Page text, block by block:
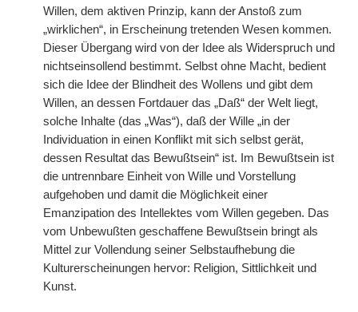
Willen, dem aktiven Prinzip, kann der Anstoß zum
„wirklichen“, in Erscheinung tretenden Wesen kommen.
Dieser Übergang wird von der Idee als Widerspruch und
nichtseinsollend bestimmt. Selbst ohne Macht, bedient
sich die Idee der Blindheit des Wollens und gibt dem
Willen, an dessen Fortdauer das „Daß“ der Welt liegt,
solche Inhalte (das „Was“), daß der Wille „in der
Individuation in einen Konflikt mit sich selbst gerät,
dessen Resultat das Bewußtsein“ ist. Im Bewußtsein ist
die untrennbare Einheit von Wille und Vorstellung
aufgehoben und damit die Möglichkeit einer
Emanzipation des Intellektes vom Willen gegeben. Das
vom Unbewußten geschaffene Bewußtsein bringt als
Mittel zur Vollendung seiner Selbstaufhebung die
Kulturerscheinungen hervor: Religion, Sittlichkeit und
Kunst.